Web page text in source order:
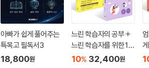
아빠가 쉽게 풀어주는
특목고 필독서3
18,800원
느린 학습자의 공부 +
느린 학습자를 위한 10
0문 100답 세트
10% 32,400원